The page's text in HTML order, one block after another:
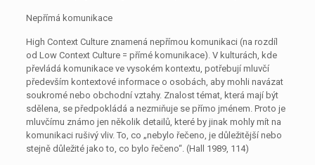
Nepřímá komunikace
High Context Culture znamená nepřímou komunikaci (na rozdíl
od Low Context Culture = přímé komunikace). V kulturách, kde
převládá komunikace ve vysokém kontextu, potřebují mluvčí
především kontextové informace o osobách, aby mohli navázat
soukromé nebo obchodní vztahy. Znalost témat, která mají být
sdělena, se předpokládá a nezmiňuje se přímo jménem. Proto je
mluvčímu známo jen několik detailů, které by jinak mohly mít na
komunikaci rušivý vliv. To, co „nebylo řečeno, je důležitější nebo
stejně důležité jako to, co bylo řečeno“. (Hall 1989, 114)